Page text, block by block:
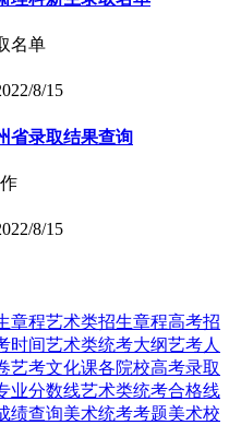
名单
8/15
省录取结果查询
8/15
章程艺术类招生章程高考招
时间艺术类统考大纲艺考人
艺考文化课各院校高考录取
业分数线艺术类统考合格线
绩查询美术统考考题美术校